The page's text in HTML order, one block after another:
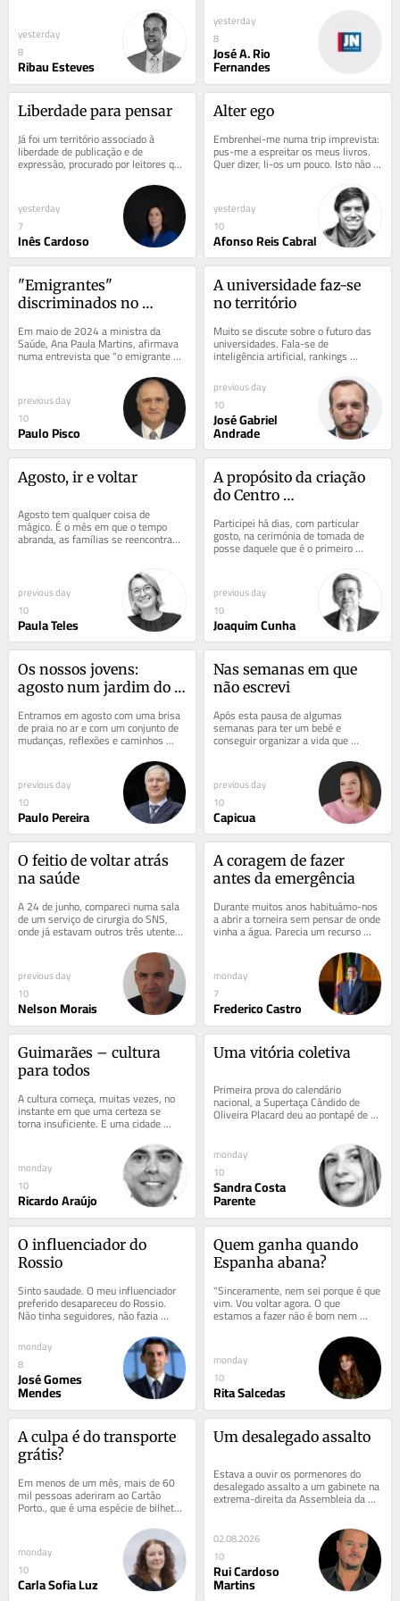
yesterday
8
Ribau Esteves
yesterday
8
José A. Rio
Fernandes
Liberdade para pensar
Já foi um território associado à
liberdade de publicação e de
expressão, procurado por leitores que
atravessavam a fronteira para
yesterday
7
Inês Cardoso
Alter ego
Embrenhei-me numa trip imprevista:
pus-me a espreitar os meus livros.
Quer dizer, li-os um pouco. Isto não
se faz nem aos domingos, até porque
yesterday
10
Afonso Reis Cabral
"Emigrantes"
discriminados no
família
Em maio de 2024 a ministra da
Saúde, Ana Paula Martins, afirmava
numa entrevista que "o emigrante
vem, vai ao seu centro de saúde, tem
previous day
10
Paulo Pisco
A universidade faz-se
no território
Muito se discute sobre o futuro das
universidades. Fala-se de
inteligência artificial, rankings
internacionais, produção científica e
inovação...
previous day
10
José Gabriel
Andrade
Agosto, ir e voltar
Agosto tem qualquer coisa de
mágico. É o mês em que o tempo
abranda, as famílias se reencontram
e a vida recupera um ritmo mais
previous day
10
Paula Teles
A propósito da criação
do Centro
Medicina Personalizada
Participei há dias, com particular
gosto, na cerimónia de tomada de
posse daquele que é o primeiro
diretor do Centro Pluridisciplinar de
previous day
10
Joaquim Cunha
Os nossos jovens:
agosto num jardim do
Entramos em agosto com uma brisa
de praia no ar e com um conjunto de
mudanças, reflexões e caminhos
futuros no pensamento. Há ciclos que
previous day
10
Paulo Pereira
Nas semanas em que
não escrevi
Após esta pausa de algumas
semanas para ter um bebé e
conseguir organizar a vida que
invariavelmente se despenteia com o
vendaval da maternidade,...
previous day
10
Capicua
O feitio de voltar atrás
na saúde
A 24 de junho, compareci numa sala
de um serviço de cirurgia do SNS,
onde já estavam outros três utentes.
Pouco depois, entrou um médico e
previous day
10
Nelson Morais
A coragem de fazer
antes da emergência
Durante muitos anos habituámo-nos
a abrir a torneira sem pensar de onde
vinha a água. Parecia um recurso
inesgotável. Hoje sabemos que não o
monday
7
Frederico Castro
Guimarães – cultura
para todos
A cultura começa, muitas vezes, no
instante em que uma certeza se
torna insuficiente. E uma cidade
monday
10
Ricardo Araújo
Uma vitória coletiva
Primeira prova do calendário
nacional, a Supertaça Cândido de
Oliveira Placard deu ao pontapé de
saída de 2026/27 um cunho
monday
10
Sandra Costa
Parente
O influenciador do
Rossio
Sinto saudade. O meu influenciador
preferido desapareceu do Rossio.
Não tinha seguidores, não fazia
diretos nem recomendava
suplementos. Dava...
monday
8
José Gomes
Mendes
Quem ganha quando
Espanha abana?
"Sinceramente, nem sei porque é que
vim. Vou voltar agora. O que
estamos a fazer não é bom nem
monday
10
Rita Salcedas
A culpa é do transporte
grátis?
Em menos de um mês, mais de 60
mil pessoas aderiram ao Cartão
Porto., que é uma espécie de bilhete
dourado (exclusivo dos residentes na
monday
10
Carla Sofia Luz
Um desalegado assalto
Estava a ouvir os pormenores do
desalegado assalto a um gabinete na
extrema-direita da Assembleia da
02.08.2026
10
Rui Cardoso
Martins